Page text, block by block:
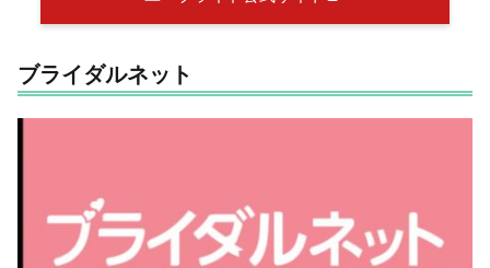
ブライダルネット